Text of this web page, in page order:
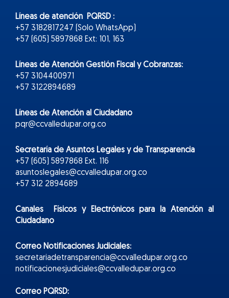
Líneas de atención PQRSD :
+57 3182817247 (Solo WhatsApp)
+57 (605) 5897868 Ext: 101, 163
Líneas de Atención Gestión Fiscal y Cobranzas:
+57 3104400971
+57 3122894689
Líneas de Atención al Ciudadano
pqr@ccvalledupar.org.co
Secretaría de Asuntos Legales y de Transparencia
+57 (605) 5897868 Ext. 116
asuntoslegales@ccvalledupar.org.co
+57 312 2894689
Canales Físicos yElectrónicospara la Atención al
Ciudadano
Correo Notificaciones Judiciales:
secretariadetransparencia@ccvalledupar.org.co
notificacionesjudiciales@ccvalledupar.org.co
Correo PQRSD: